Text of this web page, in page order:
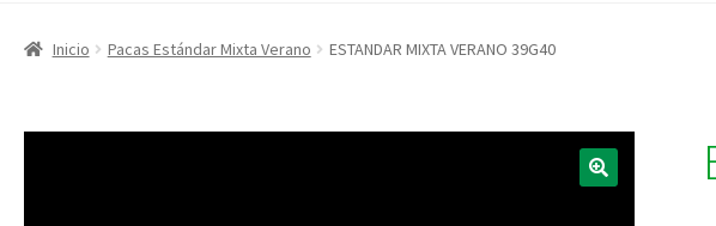
Inicio Pacas Estándar Mixta Verano ESTANDAR MIXTA VERANO 39G40